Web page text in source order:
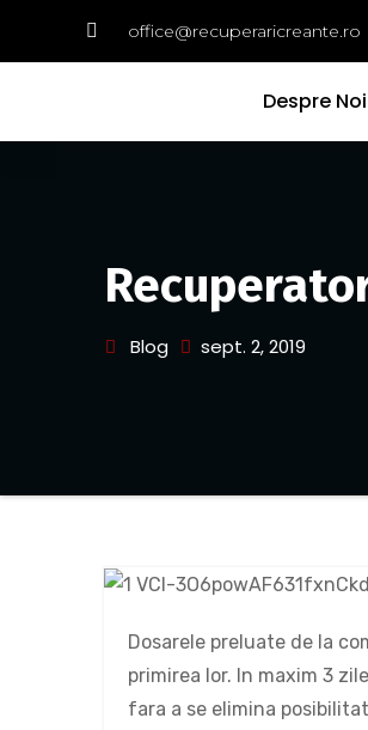
office@recuperaricreante.ro
Despre Noi
Blog sept. 2, 2019
Dosarele preluate de la
primirea lor. In maxim 3
fara a se elimina